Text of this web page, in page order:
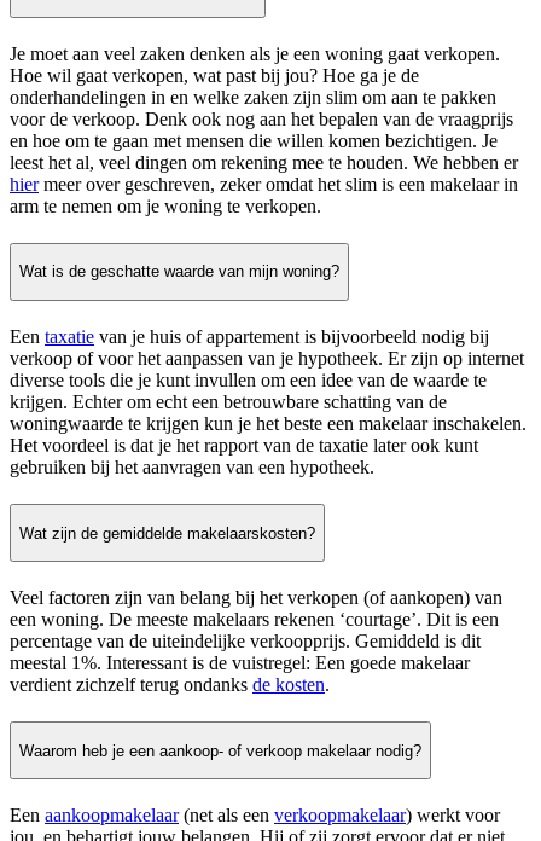
Je moet aan veel zaken denken als je een woning gaat verkopen.
Hoe wil gaat verkopen, wat past bij jou? Hoe ga je de
onderhandelingen in en welke zaken zijn slim om aan te pakken
voor de verkoop. Denk ook nog aan het bepalen van de vraagprijs
en hoe om te gaan met mensen die willen komen bezichtigen. Je
leest het al, veel dingen om rekening mee te houden. We hebben er
hiermeer over geschreven, zeker omdat het slim is een makelaar in
arm te nemen om je woning te verkopen.
Wat is de geschatte waarde van mijn woning?
Een taxatie van je huis of appartement is bijvoorbeeld nodig bij
verkoop of voor het aanpassen van je hypotheek. Er zijn op internet
diverse tools die je kunt invullen om een idee van de waarde te
krijgen. Echter om echt een betrouwbare schatting van de
woningwaarde te krijgen kun je het beste een makelaar inschakelen.
Het voordeel is dat je het rapport van de taxatie later ook kunt
gebruiken bij het aanvragen van een hypotheek.
Wat zijn de gemiddelde makelaarskosten?
Veel factoren zijn van belang bij het verkopen (of aankopen) van
een woning. De meeste makelaars rekenen ‘courtage’. Dit is een
percentage van de uiteindelijke verkoopprijs. Gemiddeld is dit
meestal 1%. Interessant is de vuistregel: Een goede makelaar
verdient zichzelf terug ondanks de kosten.
Waarom heb je een aankoop- of verkoop makelaar nodig?
Een aankoopmakelaar(net als een verkoopmakelaar) werkt voor